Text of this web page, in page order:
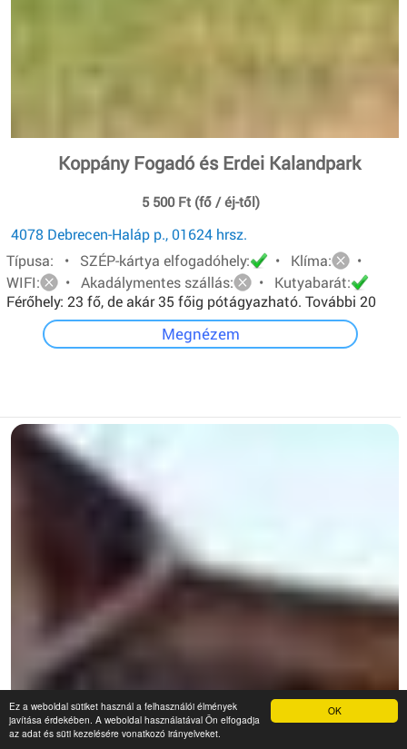
OK
Ez a weboldal sütiket használ a felhasználói élmények
javítása érdekében. A weboldal használatával Ön elfogadja
az adat és süti kezelésére vonatkozó irányelveket.
Koppány Fogadó és Erdei Kalandpark
5 500 Ft (fő / éj-től)
4078 Debrecen-Haláp p., 01624 hrsz.
Típusa: • SZÉP-kártya elfogadóhely:
• Klíma:
•
WIFI:
• Akadálymentes szállás:
• Kutyabarát:
Férőhely: 23 fő, de akár 35 főig pótágyazható. További 20
főt pedig sátorban tudunk elhelyezni.
Megnézem